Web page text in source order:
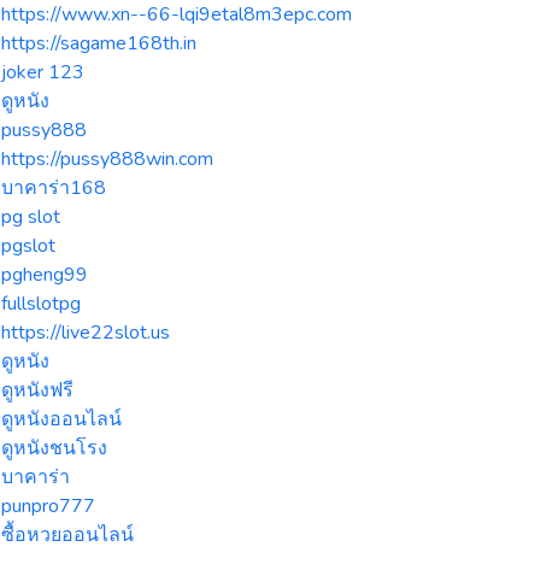
https://www.xn--66-lqi9etal8m3epc.com
https://sagame168th.in
joker 123
ดูหนัง
pussy888
https://pussy888win.com
บาคาร่า168
pg slot
pgslot
pgheng99
fullslotpg
https://live22slot.us
ดูหนัง
ดูหนังฟรี
ดูหนังออนไลน์
ดูหนังชนโรง
บาคาร่า
punpro777
ซื้อหวยออนไลน์